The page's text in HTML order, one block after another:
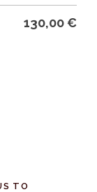
130,00€
TO